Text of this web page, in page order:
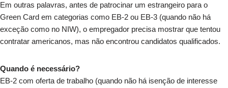
Em outras palavras, antes de patrocinar um estrangeiro para o
Green Card em categorias como EB-2 ou EB-3 (quando não há
exceção como no NIW), o empregador precisa mostrar que tentou
contratar americanos, mas não encontrou candidatos qualificados.
Quando é necessário?
EB-2 com oferta de trabalho (quando não há isenção de interesse